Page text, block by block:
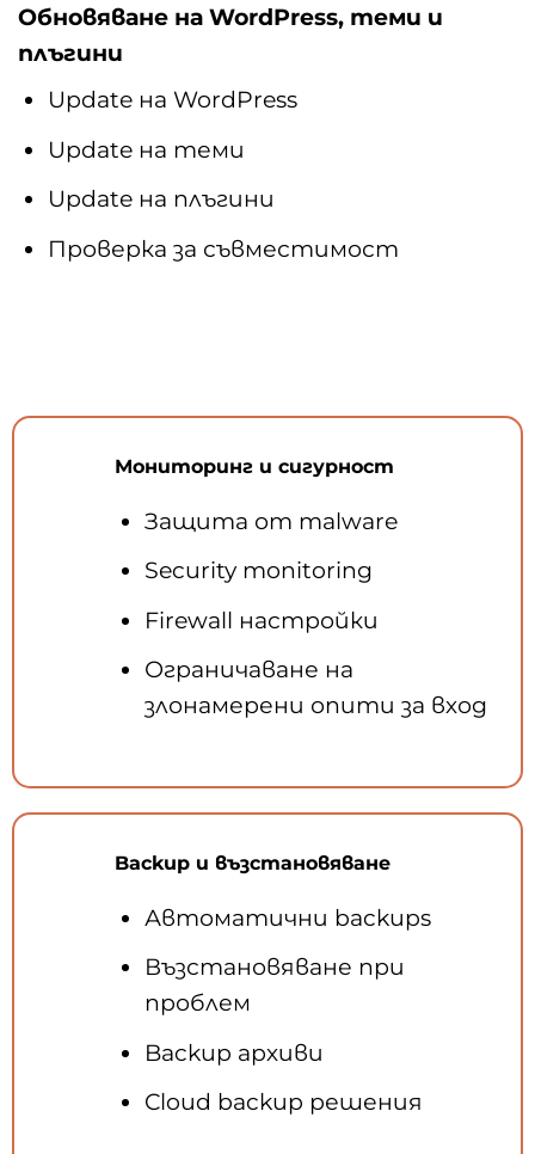
Обновяване на WordPress, теми и
плъгини
Update на WordPress
Update на теми
Update на плъгини
Проверка за съвместимост
Мониторинг и сигурност
Защита от malware
Security monitoring
Firewall настройки
Ограничаване на
злонамерени опити за вход
Backup и възстановяване
Автоматични backups
Възстановяване при
проблем
Backup архиви
Cloud backup решения